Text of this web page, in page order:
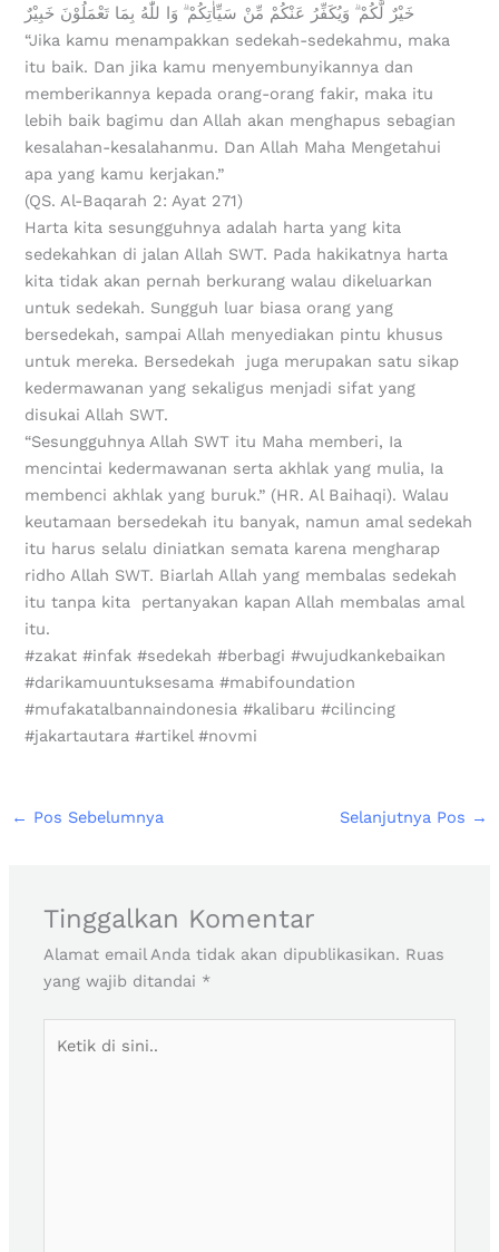
خَيْرٌ لَّكُمْ ۗ وَيُكَفِّرُ عَنْكُمْ مِّنْ سَيِّاٰتِكُمْ ۗ وَا للّٰهُ بِمَا تَعْمَلُوْنَ خَبِيْرٌ
“Jika kamu menampakkan sedekah-sedekahmu, maka
itu baik. Dan jika kamu menyembunyikannya dan
memberikannya kepada orang-orang fakir, maka itu
lebih baik bagimu dan Allah akan menghapus sebagian
kesalahan-kesalahanmu. Dan Allah Maha Mengetahui
apa yang kamu kerjakan.”
(QS. Al-Baqarah 2: Ayat 271)
Harta kita sesungguhnya adalah harta yang kita
sedekahkan di jalan Allah SWT. Pada hakikatnya harta
kita tidak akan pernah berkurang walau dikeluarkan
untuk sedekah. Sungguh luar biasa orang yang
bersedekah, sampai Allah menyediakan pintu khusus
untuk mereka. Bersedekah juga merupakan satu sikap
kedermawanan yang sekaligus menjadi sifat yang
disukai Allah SWT.
“Sesungguhnya Allah SWT itu Maha memberi, Ia
mencintai kedermawanan serta akhlak yang mulia, Ia
membenci akhlak yang buruk.” (HR. Al Baihaqi). Walau
keutamaan bersedekah itu banyak, namun amal sedekah
itu harus selalu diniatkan semata karena mengharap
ridho Allah SWT. Biarlah Allah yang membalas sedekah
itu tanpa kita pertanyakan kapan Allah membalas amal
itu.
#zakat #infak #sedekah #berbagi #wujudkankebaikan
#darikamuuntuksesama #mabifoundation
#mufakatalbannaindonesia #kalibaru #cilincing
#jakartautara #artikel #novmi
← Pos Sebelumnya Selanjutnya Pos →
Tinggalkan Komentar
Alamat email Anda tidak akan dipublikasikan. Ruas
yang wajib ditandai *